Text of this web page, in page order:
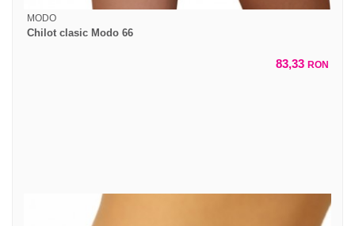
MODO
Chilot clasic Modo 66
83,33 RON